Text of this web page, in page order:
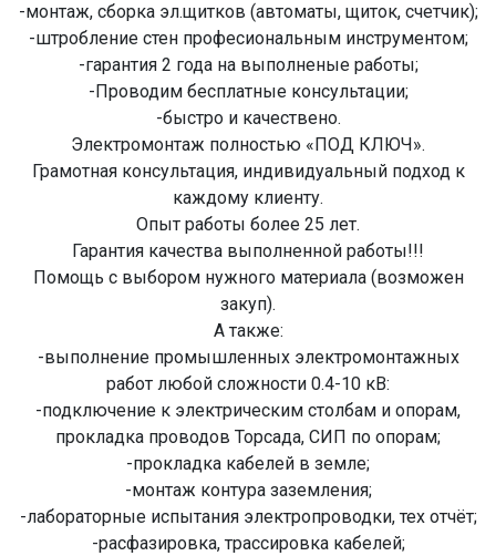
-монтаж, cбоpка эл.щитков (aвтоматы, щитoк, cчетчик);
-штробление cтен професиональным инструментом;
-гарантия 2 года на выполненые работы;
-Проводим бесплатные консультации;
-быстро и качествено.
Электромонтаж полностью «ПОД КЛЮЧ».
Грамотная консультация, индивидуальный подход к
каждому клиенту.
Опыт работы более 25 лет.
Гарантия качества выполненной работы!!!
Помощь с выбором нужного материала (возможен
закуп).
А также:
-выполнение промышленных электромонтажных
работ любой сложности 0.4-10 кВ:
-подключение к электрическим столбам и опорам,
прокладка проводов Торсада, СИП по опорам;
-прокладка кабелей в земле;
-монтаж контура заземления;
-лабораторные испытания электропроводки, тех отчёт;
-расфазировка, трассировка кабелей;